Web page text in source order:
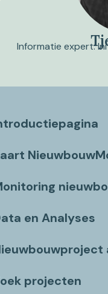
Informatie expert.
en Analyses
projecten